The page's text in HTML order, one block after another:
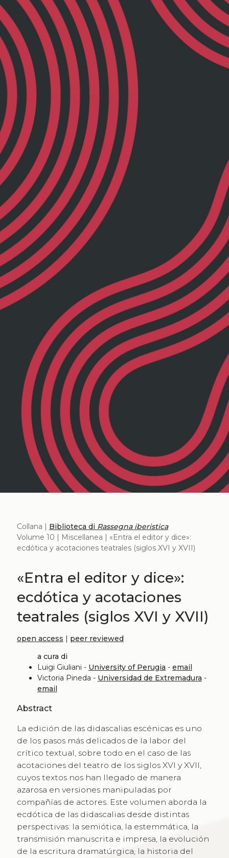
Collana | Biblioteca di Rassegna iberistica
Volume 10 | Miscellanea | «Entra el editor y dice»:
ecdótica y acotaciones teatrales (siglos XVI y XVII)
«Entra el editor y dice»:
ecdótica y acotaciones
teatrales (siglos XVI y XVII)
open access | peer reviewed
a cura di
Luigi Giuliani - University of Perugia - email
Victoria Pineda - Universidad de Extremadura -
email
Abstract
La edición de las didascalias escénicas es uno
de los pasos más delicados de la labor del
crítico textual, sobre todo en el caso de las
acotaciones del teatro de los siglos XVI y XVII,
cuyos textos nos han llegado de manera
azarosa en versiones manipuladas por
compañías de actores. Este volumen aborda la
ecdótica de las didascalias desde distintas
perspectivas: la semiótica, la estemmática, la
transmisión manuscrita e impresa, la evolución
de la escritura dramatúrgica, la historia del